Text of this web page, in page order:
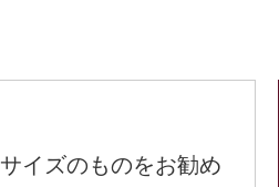
イズのものをお勧め